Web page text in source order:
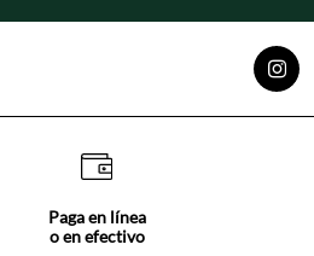
Paga en línea
o en efectivo